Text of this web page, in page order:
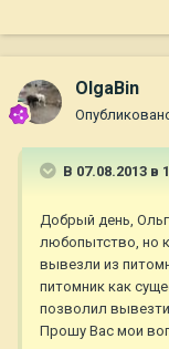
OlgaBin
В 07.08.2013 в
Добрый день,
любопытство, но
вывезли из
питомник как
позволил
Прошу Вас мои